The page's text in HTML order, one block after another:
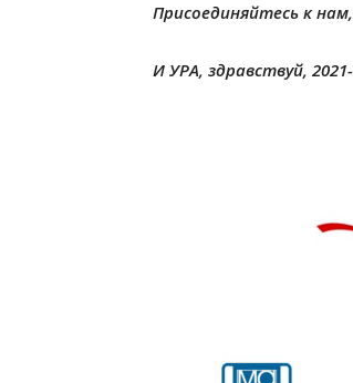
Присоединяйтесь к
И УРА, здравствуй,